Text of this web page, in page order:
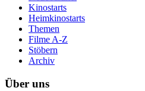
Kinostarts
Heimkinostarts
Themen
Filme A-Z
Stöbern
Archiv
Über uns